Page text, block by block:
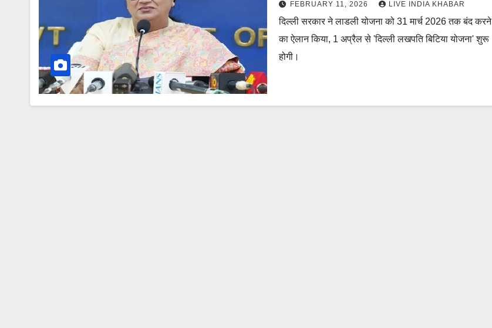
FEBRUARY 11, 2026 LIVE INDIA KHABAR
दिल्ली सरकार ने लाडली योजना को 31 मार्च 2026 तक बंद करने
का ऐलान किया, 1 अप्रैल से 'दिल्ली लखपति बिटिया योजना' शुरू
होगी।